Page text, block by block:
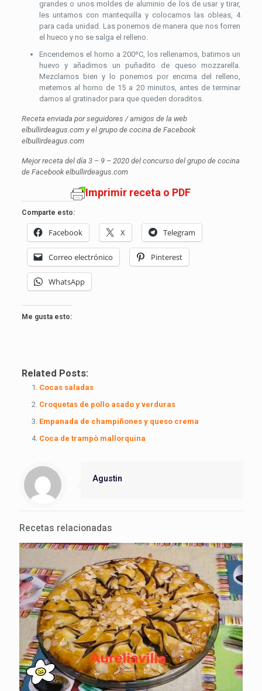
grandes o unos moldes de aluminio de los de usar y tirar,
les untamos con mantequilla y colocamos las obleas, 4
para cada unidad. Las ponemos de manera que nos forren
el hueco y no se salga el relleno.
Encendemos el horno a 200ºC, los rellenamos, batimos un
huevo y añadimos un puñadito de queso mozzarella.
Mezclamos bien y lo ponemos por encima del relleno,
metemos al horno de 15 a 20 minutos, antes de terminar
damos al gratinador para que queden doraditos.
Receta enviada por seguidores / amigos de la web
elbullirdeagus.com y el grupo de cocina de Facebook
elbullirdeagus.com
Mejor receta del día 3 – 9 – 2020 del concurso del grupo de cocina
de Facebook elbullirdeagus.com
Imprimir receta o PDF
Comparte esto:
Facebook X Telegram
Correo electrónico Pinterest
WhatsApp
Me gusta esto:
Related Posts:
Cocas saladas
Croquetas de pollo asado y verduras
Empanada de champiñones y queso crema
Coca de trampò mallorquina
Agustin
Recetas relacionadas